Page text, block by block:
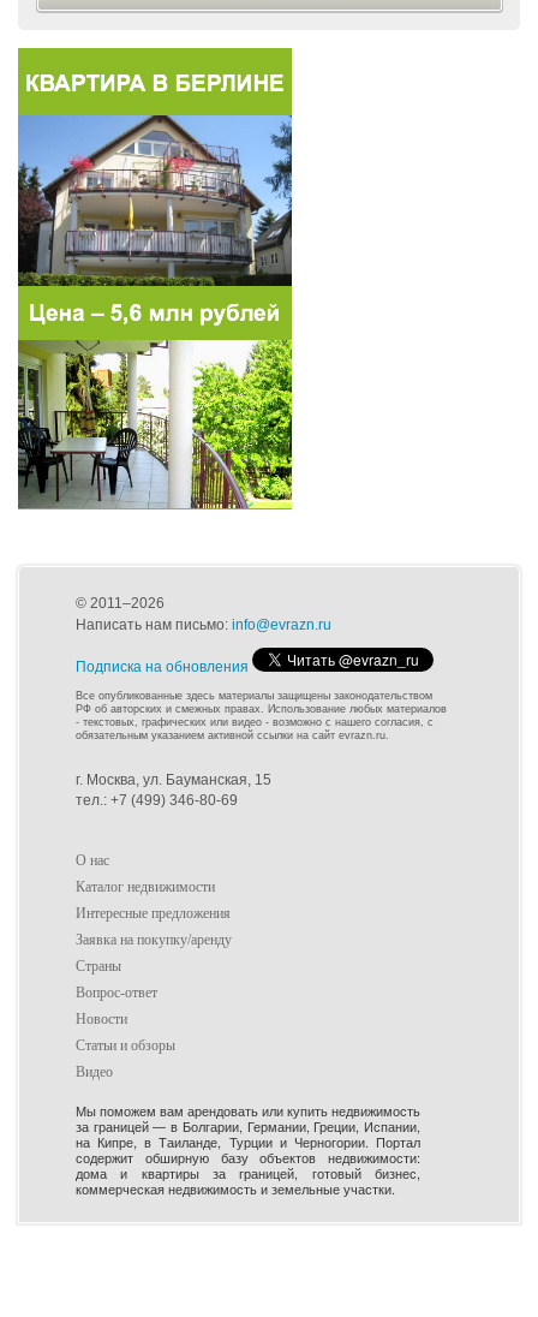
© 2011–2026
Написать нам письмо: info@evrazn.ru
Подписка на обновления
Все опубликованные здесь материалы защищены законодательством
РФ об авторских и смежных правах. Использование любых материалов
- текстовых, графических или видео - возможно с нашего согласия, с
обязательным указанием активной ссылки на сайт evrazn.ru.
г. Москва, ул. Бауманская, 15
тел.: +7 (499) 346-80-69
О нас
Каталог недвижимости
Интересные предложения
Заявка на покупку/аренду
Страны
Вопрос-ответ
Новости
Статьи и обзоры
Видео
Мы поможем вам арендовать или купить недвижимость
за границей — в Болгарии, Германии, Греции, Испании,
на Кипре, в Таиланде, Турции и Черногории. Портал
содержит обширную базу объектов недвижимости:
дома и квартиры за границей, готовый бизнес,
коммерческая недвижимость и земельные участки.